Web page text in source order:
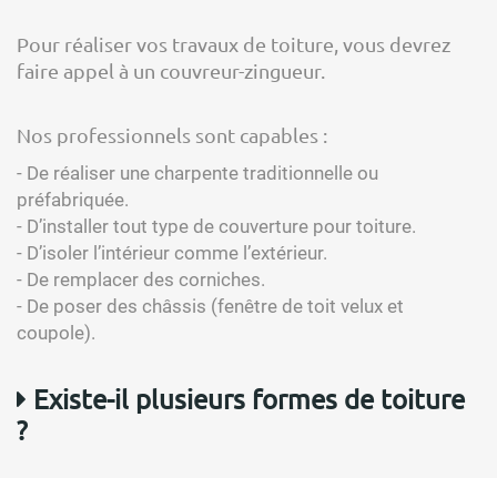
Pour réaliser vos travaux de toiture, vous devrez
faire appel à un couvreur-zingueur.
Nos professionnels sont capables :
- De réaliser une charpente traditionnelle ou
préfabriquée.
- D’installer tout type de couverture pour toiture.
- D’isoler l’intérieur comme l’extérieur.
- De remplacer des corniches.
- De poser des châssis (fenêtre de toit velux et
coupole).
Existe-il plusieurs formes de toiture
?